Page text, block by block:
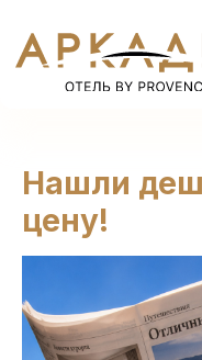
Нашли
цену!